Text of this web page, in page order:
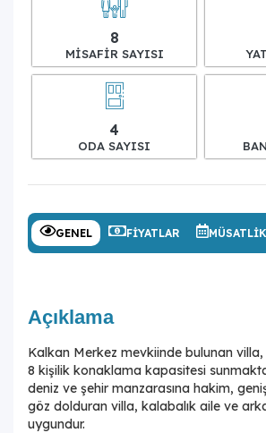
8
MISAFIR SAYISI
4
ODA SAYISI
GENEL FIYATLAR MÜSATLIK
Açıklama
Kalkan Merkez mevkiinde bulunan
8 kişilik konaklama kapasitesi
deniz ve şehir manzarasına hakim,
göz dolduran villa, kalabalık aile ve
uygundur.